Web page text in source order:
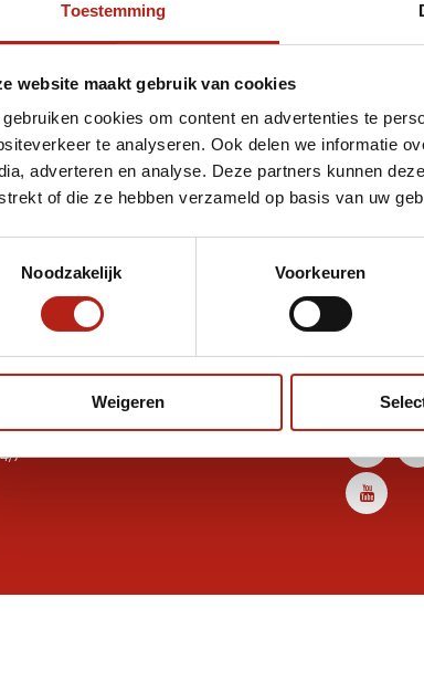
Toestemming
website maakt gebruik van cookies
gebruiken cookies om content en advertenties te
te analyseren. Ook delen we informatie
adverteren en analyse. Deze partners kunnen
of die ze hebben verzameld op basis van uw
Noodzakelijk
Voorkeuren
Weigeren
getagd met boks
GRATIS verzending v.a €75
op je vraag?
in de chat, en we helpen je graag
7
Volg